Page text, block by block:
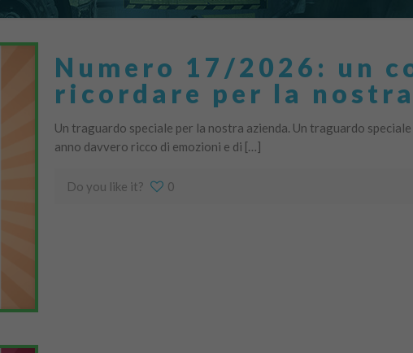
Numero 17/2026: un
ricordare per la
Un traguardo speciale per la nostra azienda. Un traguardo
anno davvero ricco di emozioni e di […]
Do you like it? 0